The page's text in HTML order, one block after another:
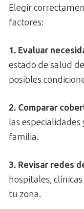
Elegir
factores:
1. Evaluar
estado de salud
posibles
2. Comparar
las
familia.
3. Revisar redes
hospitales,
tu zona.